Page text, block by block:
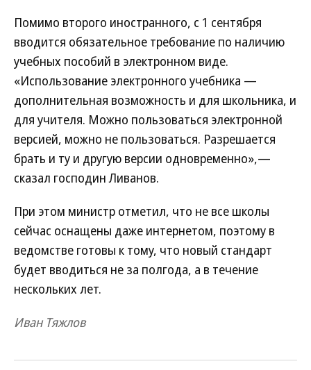
Помимо второго иностранного, с 1 сентября
вводится обязательное требование по наличию
учебных пособий в электронном виде.
«Использование электронного учебника —
дополнительная возможность и для школьника, и
для учителя. Можно пользоваться электронной
версией, можно не пользоваться. Разрешается
брать и ту и другую версии одновременно»,—
сказал господин Ливанов.
При этом министр отметил, что не все школы
сейчас оснащены даже интернетом, поэтому в
ведомстве готовы к тому, что новый стандарт
будет вводиться не за полгода, а в течение
нескольких лет.
Иван Тяжлов